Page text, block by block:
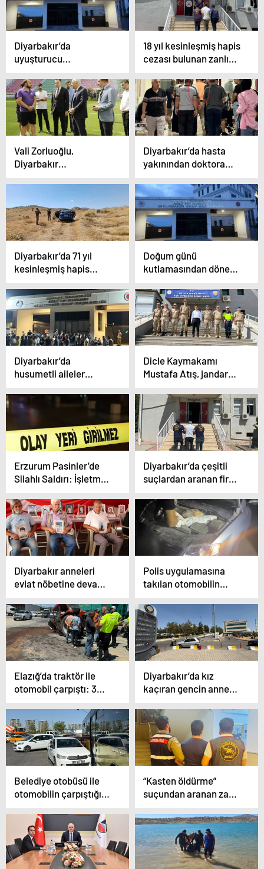
Diyarbakır’da
uyuşturucu
18 yıl kesinleşmiş hapis
cezası bulunan zanlı
yakalandı
Vali Zorluoğlu,
Diyarbakır
Diyarbakır’da hasta
yakınından doktora
Diyarbakır’da 71 yıl
kesinleşmiş hapis
aranan şahıs yakalandı
Doğum günü
kutlamasından dönen
hayatını kaybetti.
Diyarbakır’da
husumetli aileler
Dicle Kaymakamı
Mustafa Atış, jandarma
Erzurum Pasinler’de
Silahlı Saldırı: İşletme
Kaybetti
Diyarbakır’da çeşitli
suçlardan aranan firari
Diyarbakır anneleri
evlat nöbetine devam
Polis uygulamasına
takılan otomobilin
kalaşnikof silah ele
geçirildi
Elazığ’da traktör ile
otomobil çarpıştı: 3
Diyarbakır’da kız
kaçıran gencin annesi
Belediye otobüsü ile
otomobilin çarpıştığı
trafik felç oldu
“Kasten öldürme”
suçundan aranan zanlı
yakalandı